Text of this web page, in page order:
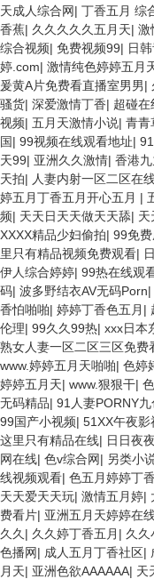
天成人综合网| 丁香五月 综
香蕉| 久久久久久五月天| 激
综合视频| 免费视频99| 日
婷.com| 激情纯色婷婷五月
爰黄A片免费看直播室男男|
骚货| 深爱激情丁香| 超碰在
视频| 五月天激情小说| 青青
国| 99视频在线观看地址|
天99| 亚洲久久激情| 香港
天拍| 人妻内射一区二区在
婷五月丁香五月开心五月 |
频| 天天日天天做天天舔| 天
XXXX精品少妇偷拍| 99免
里只有精品视频免费观看|
伊人综合婷婷| 99热在线观
码| 波多野结衣AV无码Porn|
香怕啪啪| 婷婷丁香色五月 |
伦理| 99久久99热| xxx日本
熟女人妻一区二区三区免费
www.婷婷五月天啪啪| 色婷
婷婷五月天| www.狠狠干|
无码精品| 91人妻PORNY
99国产小视频| 51XX午夜影
这里只有精品在线| 日日夜
网在线| 色v综合网| 另类小
线视频观看| 色五月婷婷丁
天天爱天天玩| 激情五月婷|
费看片| 亚洲五月天婷婷在
久久 | 久久婷丁香五月 | 久久
色播网| 成人五月丁香社区|
月天| 亚洲色欲AAAAAA| 天